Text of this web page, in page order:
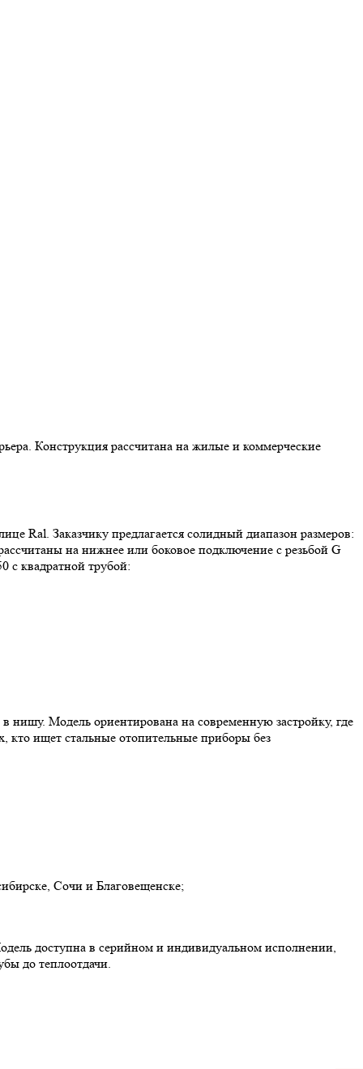
Конструкция рассчитана на жилые и коммерческие
Ral. Заказчику предлагается солидный диапазон размеров:
на нижнее или боковое подключение с резьбой G
с квадратной трубой:
нишу. Модель ориентирована на современную застройку, где
кто ищет стальные отопительные приборы без
Сочи и Благовещенске;
доступна в серийном и индивидуальном исполнении,
до теплоотдачи.